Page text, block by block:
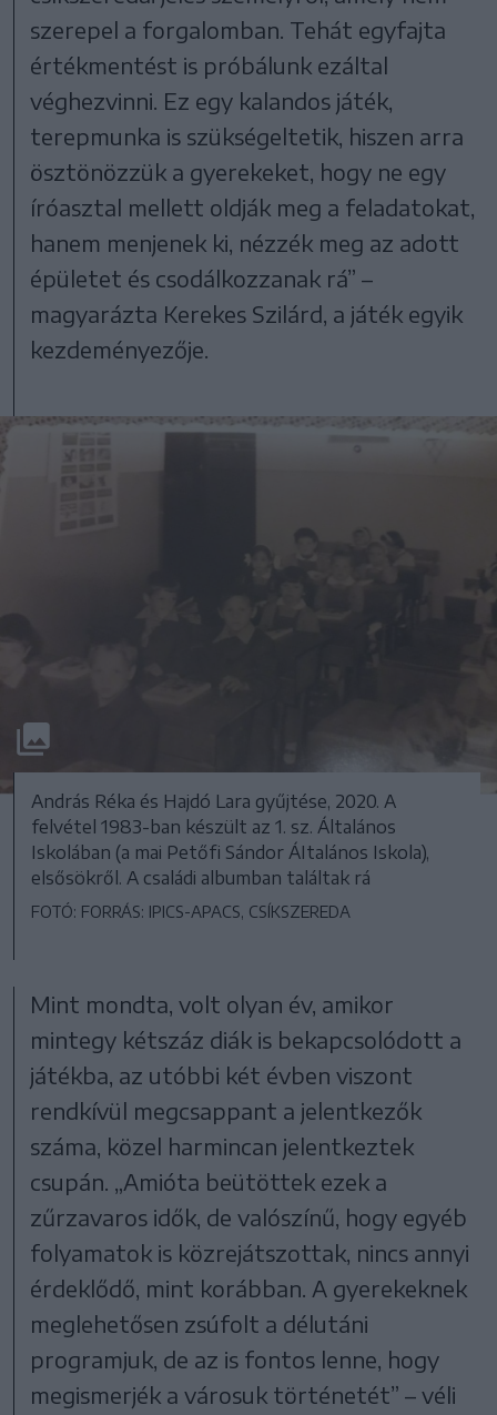
szerepel a forgalomban. Tehát egyfajta
értékmentést is próbálunk ezáltal
véghezvinni. Ez egy kalandos játék,
terepmunka is szükségeltetik, hiszen arra
ösztönözzük a gyerekeket, hogy ne egy
íróasztal mellett oldják meg a feladatokat,
hanem menjenek ki, nézzék meg az adott
épületet és csodálkozzanak rá” –
magyarázta Kerekes Szilárd, a játék egyik
kezdeményezője.
András Réka és Hajdó Lara gyűjtése, 2020. A
felvétel 1983-ban készült az 1. sz. Általános
Iskolában (a mai Petőfi Sándor ÁItalános Iskola),
elsősökről. A családi albumban találtak rá
FOTÓ: FORRÁS: IPICS-APACS, CSÍKSZEREDA
Mint mondta, volt olyan év, amikor
mintegy kétszáz diák is bekapcsolódott a
játékba, az utóbbi két évben viszont
rendkívül megcsappant a jelentkezők
száma, közel harmincan jelentkeztek
csupán. „Amióta beütöttek ezek a
zűrzavaros idők, de valószínű, hogy egyéb
folyamatok is közrejátszottak, nincs annyi
érdeklődő, mint korábban. A gyerekeknek
meglehetősen zsúfolt a délutáni
programjuk, de az is fontos lenne, hogy
megismerjék a városuk történetét” – véli